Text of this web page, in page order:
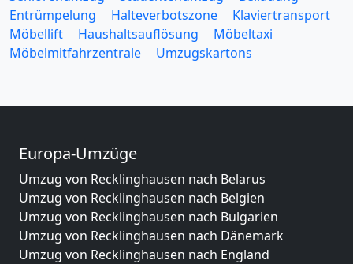
Entrümpelung
Halteverbotszone
Klaviertransport
Möbellift
Haushaltsauflösung
Möbeltaxi
Möbelmitfahrzentrale
Umzugskartons
Europa-Umzüge
Umzug von Recklinghausen nach Belarus
Umzug von Recklinghausen nach Belgien
Umzug von Recklinghausen nach Bulgarien
Umzug von Recklinghausen nach Dänemark
Umzug von Recklinghausen nach England